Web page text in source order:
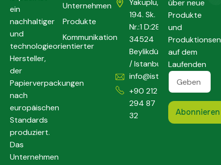
ein
nachhaltiger
und
technologieorientierter
Hersteller,
der
Papierverpackungen
nach
europäischen
Standards
produziert.
Das
Unternehmen
Unternehmen
Produkte
Kommunikation
Yakuplu,
194. Sk.
Nr.:1 D:286,
34524
Beylikdüzü
/ Istanbul
info@istpack.com
+90 212
294 87
32
über neue
Produkte
und
auf dem
Laufenden